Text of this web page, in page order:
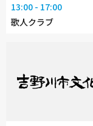
13:00 - 17:00
歌人クラブ